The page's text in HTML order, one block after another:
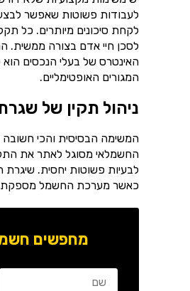
לעבודות פשוטות שאפשר
לקחת סיכונים מיותרים. כל
לסכן חיי אדם בצורה ממשית.
האינטרס של בעלי הנכסים
המגורים האופטימליים.
ניהול תקין של
המשימה הבסיסית והכי
החשמלאי מסוגל לאתר את
לבעיות פשוטות יחסית.
כאשר מערכת החשמל מספקת
מחפשים